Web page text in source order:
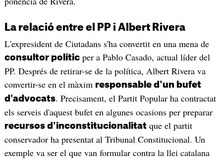
La relació entre el PP i Albert Rivera
L'expresident de Ciutadans s'ha convertit en una mena de
consultor políticper a Pablo Casado, actual líder del
PP. Després de retirar-se de la política, Albert Rivera va
convertir-se en el màxim responsable d'un bufet
d'advocats. Precisament, el Partit Popular ha contractat
els serveis d'aquest bufet en algunes ocasions per preparar
recursos d'inconstitucionalitatque el partit
conservador ha presentat al Tribunal Constitucional. Un
exemple va ser el que van formular contra la llei catalana